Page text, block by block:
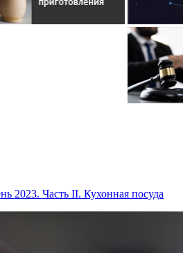
2023. Часть II. Кухонная посуда